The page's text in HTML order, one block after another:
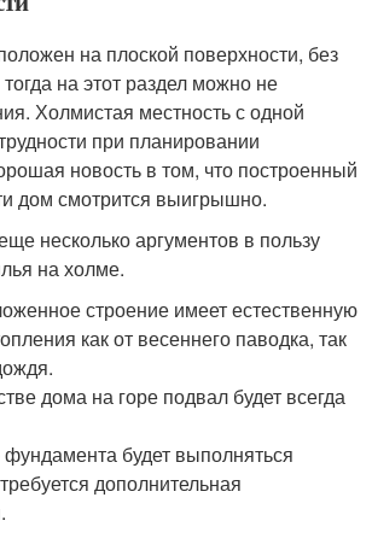
на плоской поверхности, без
на этот раздел можно не
Холмистая местность с одной
при планировании
новость в том, что построенный
дом смотрится выигрышно.
несколько аргументов в пользу
на холме.
строение имеет естественную
как от весеннего паводка, так
дома на горе подвал будет всегда
фундамента будет выполняться
дополнительная